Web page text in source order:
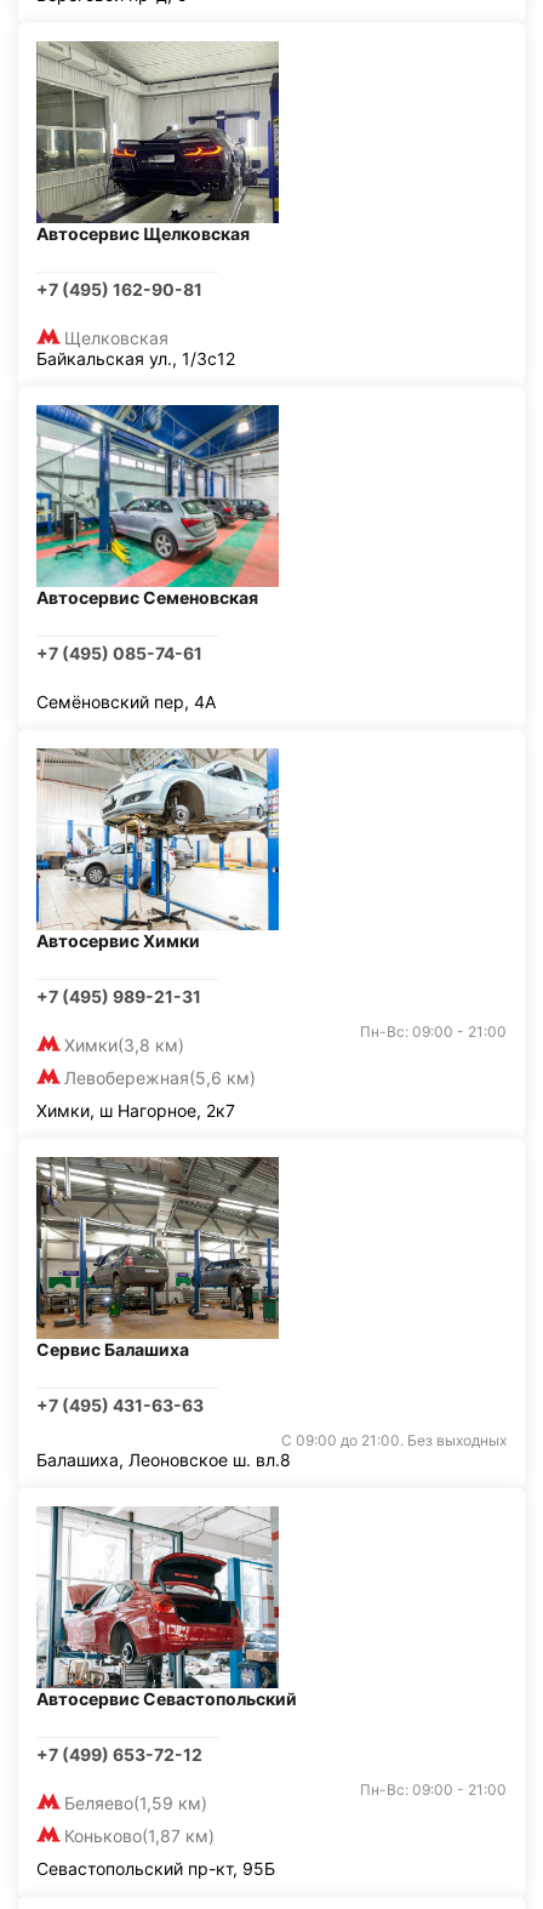
Автосервис Щелковская
+7 (495) 162-90-81
Щелковская
Байкальская ул., 1/3с12
Автосервис Семеновская
+7 (495) 085-74-61
Семёновский пер, 4А
Автосервис Химки
+7 (495) 989-21-31
Химки(3,8 км)
Левобережная(5,6 км)
Пн-Вс: 09:00 - 21:00
Химки, ш Нагорное, 2к7
Сервис Балашиха
+7 (495) 431-63-63
С 09:00 до 21:00. Без выходных
Балашиха, Леоновское ш. вл.8
Автосервис Севастопольский
+7 (499) 653-72-12
Беляево(1,59 км)
Коньково(1,87 км)
Пн-Вс: 09:00 - 21:00
Севастопольский пр-кт, 95Б